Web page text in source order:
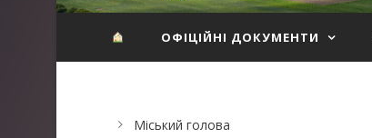
ОФІЦІЙНІ ДОКУМЕНТИ
Міський голова